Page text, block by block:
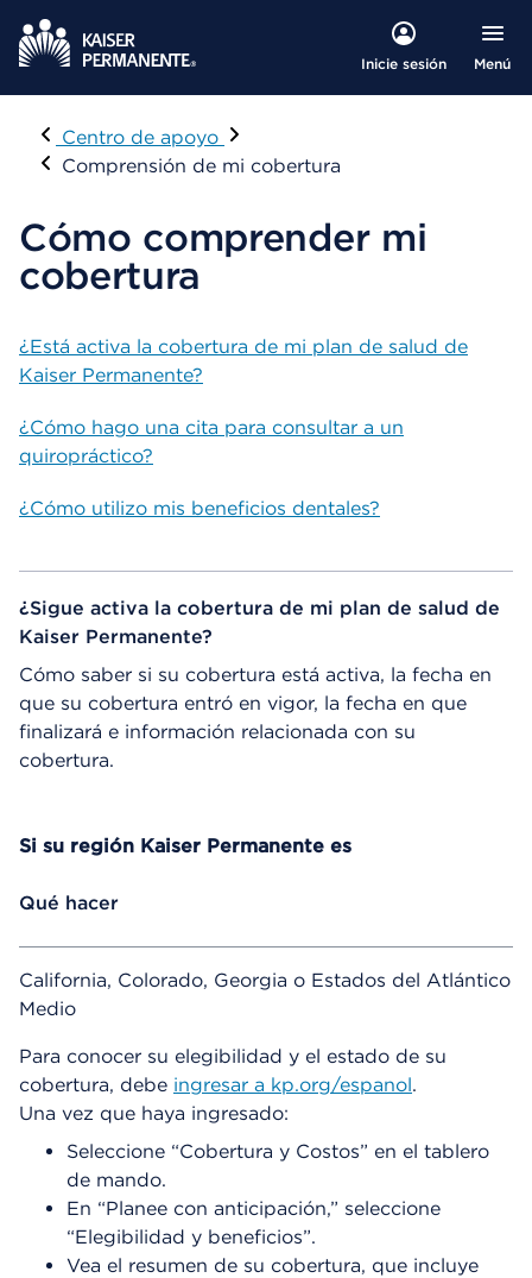
Inicie sesión Menú
Visitar
Centro de apoyo
Comprensión de mi cobertura
Cómo comprender mi
cobertura
¿Está activa la cobertura de mi plan de salud de
Kaiser Permanente?
¿Cómo hago una cita para consultar a un
quiropráctico?
¿Cómo utilizo mis beneficios dentales?
¿Sigue activa la cobertura de mi plan de salud de
Kaiser Permanente?
Cómo saber si su cobertura está activa, la fecha en
que su cobertura entró en vigor, la fecha en que
finalizará e información relacionada con su
cobertura.
Si su región Kaiser Permanente es
Qué hacer
California, Colorado, Georgia o Estados del Atlántico
Medio
Para conocer su elegibilidad y el estado de su
cobertura, debe ingresar a kp.org/espanol.
Una vez que haya ingresado:
Seleccione “Cobertura y Costos” en el tablero
de mando.
En “Planee con anticipación,” seleccione
“Elegibilidad y beneficios”.
Vea el resumen de su cobertura, que incluye